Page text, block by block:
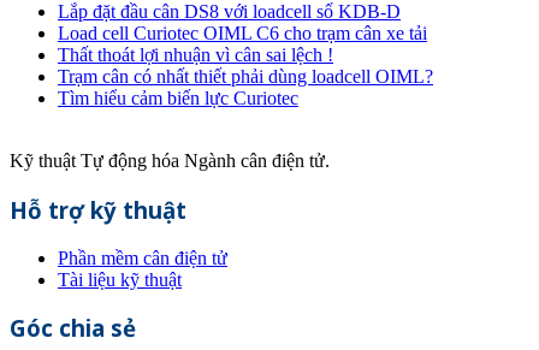
Lắp đặt đầu cân DS8 với loadcell số KDB-D
Load cell Curiotec OIML C6 cho trạm cân xe tải
Thất thoát lợi nhuận vì cân sai lệch !
Trạm cân có nhất thiết phải dùng loadcell OIML?
Tìm hiểu cảm biến lực Curiotec
Kỹ thuật Tự động hóa Ngành cân điện tử.
Hỗ trợ kỹ thuật
Phần mềm cân điện tử
Tài liệu kỹ thuật
Góc chia sẻ